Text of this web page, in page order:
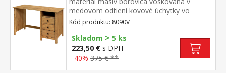
medovom odtieni kovové úchytky vo
farebnom prevedení černená mosadz 3
zásuvky s kovovými pojazdmi, 1 polica
Kód produktu: 8090V
Skladom > 5 ks
223,50 € s DPH
-40% 375 € **